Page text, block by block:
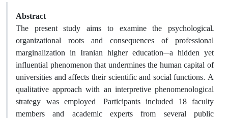
Abstract
The present study aims to examine the psychological–
organizational roots and consequences of professional
marginalization in Iranian higher education—a hidden yet
influential phenomenon that undermines the human capital of
universities and affects their scientific and social functions. A
qualitative approach with an interpretive phenomenological
strategy was employed. Participants included 18 faculty
members and academic experts from several public